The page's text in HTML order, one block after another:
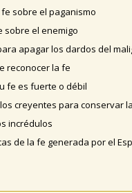
sobre el paganismo
sobre el enemigo
apagar los dardos del
reconocer la fe
fe es fuerte o débil
creyentes para conservar
incrédulos
de la fe generada por el